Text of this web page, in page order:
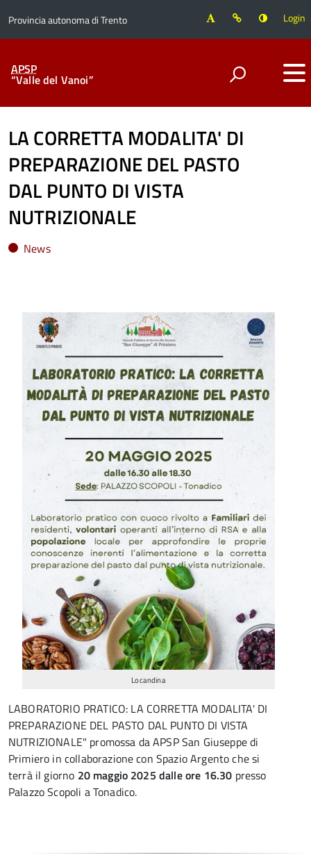
Provincia autonoma di Trento Login
APSP
“Valle del Vanoi”
LA CORRETTA MODALITA' DI
PREPARAZIONE DEL PASTO
DAL PUNTO DI VISTA
NUTRIZIONALE
News
Locandina
LABORATORIO PRATICO: LA CORRETTA MODALITA' DI
PREPARAZIONE DEL PASTO DAL PUNTO DI VISTA
NUTRIZIONALE" promossa da APSP San Giuseppe di
Primiero in collaborazione con Spazio Argento che si
terrà il giorno 20 maggio 2025 dalle ore 16.30 presso
Palazzo Scopoli a Tonadico.